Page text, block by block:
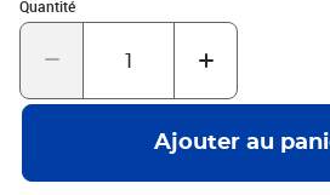
Quantité
Ajouter au